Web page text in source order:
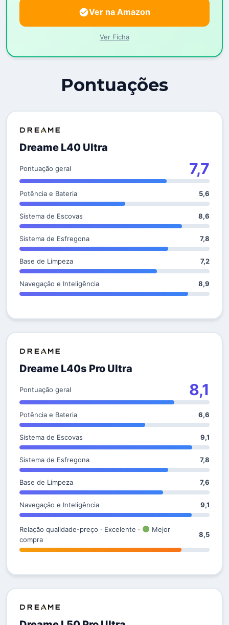
Ver na Amazon
Ver Ficha
Pontuações
Dreame L40 Ultra
Pontuação geral 7,7
Potência e Bateria 5,6
Sistema de Escovas 8,6
Sistema de Esfregona 7,8
Base de Limpeza 7,2
Navegação e Inteligência 8,9
Dreame L40s Pro Ultra
Pontuação geral 8,1
Potência e Bateria 6,6
Sistema de Escovas 9,1
Sistema de Esfregona 7,8
Base de Limpeza 7,6
Navegação e Inteligência 9,1
Relação qualidade-preço · Excelente ·
Mejor
compra
8,5